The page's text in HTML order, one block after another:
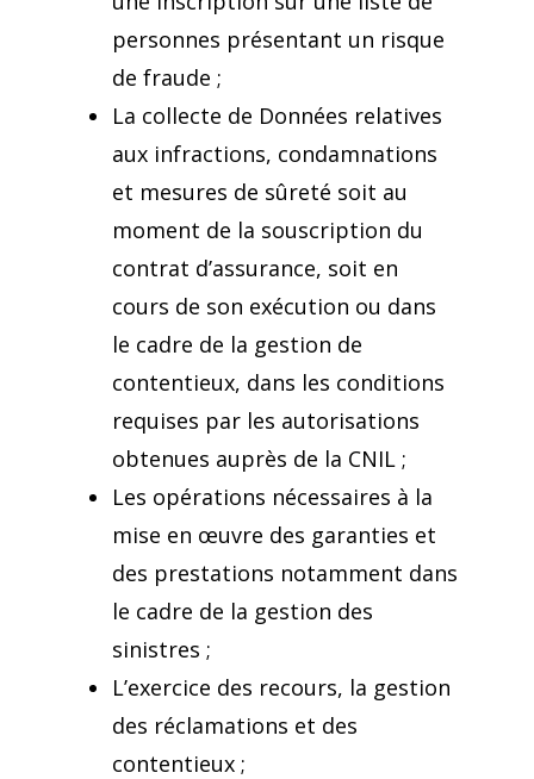
personnes présentant un risque
de fraude ;
La collecte de Données relatives
aux infractions, condamnations
et mesures de sûreté soit au
moment de la souscription du
contrat d’assurance, soit en
cours de son exécution ou dans
le cadre de la gestion de
contentieux, dans les conditions
requises par les autorisations
obtenues auprès de la CNIL ;
Les opérations nécessaires à la
mise en œuvre des garanties et
des prestations notamment dans
le cadre de la gestion des
sinistres ;
L’exercice des recours, la gestion
des réclamations et des
contentieux ;